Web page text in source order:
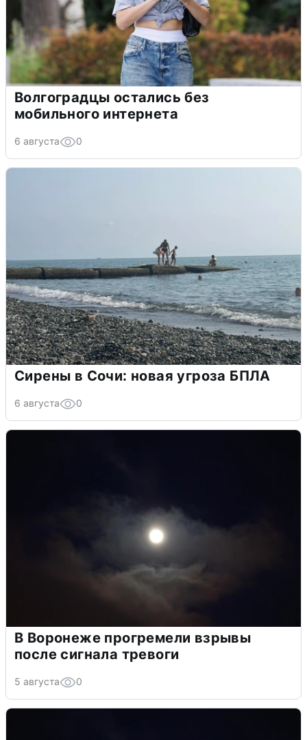
Волгоградцы остались без
мобильного интернета
6 августа 0
Сирены в Сочи: новая угроза БПЛА
6 августа 0
В Воронеже прогремели взрывы
после сигнала тревоги
5 августа 0